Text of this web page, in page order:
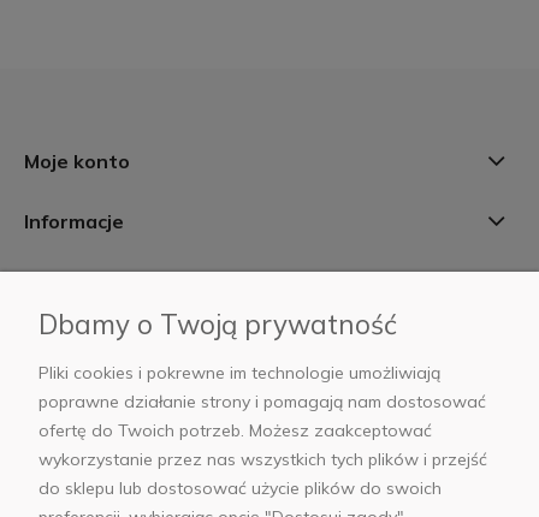
Moje konto
Informacje
AB Foto
sklep@abfoto.pl
Dbamy o Twoją prywatność
Pliki cookies i pokrewne im technologie umożliwiają
poprawne działanie strony i pomagają nam dostosować
ofertę do Twoich potrzeb. Możesz zaakceptować
wykorzystanie przez nas wszystkich tych plików i przejść
do sklepu lub dostosować użycie plików do swoich